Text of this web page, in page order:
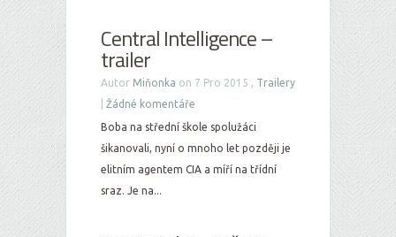
Central Intelligence –
trailer
Autor Miňonka on 7 Pro 2015 , Trailery
Žádné komentáře
Boba na střední škole spolužáci
šikanovali, nyní o mnoho let později je
elitním agentem CIA a míří na třídní
sraz. Je na...